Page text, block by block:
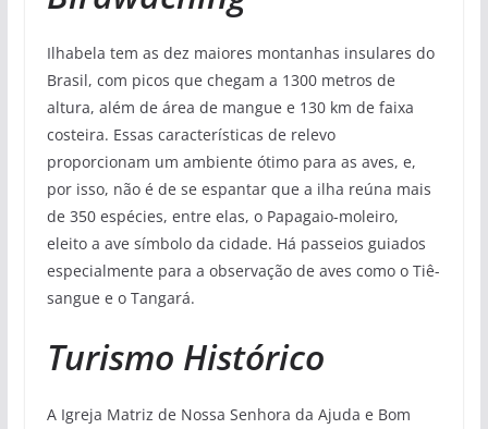
Ilhabela tem as dez maiores montanhas insulares do
Brasil, com picos que chegam a 1300 metros de
altura, além de área de mangue e 130 km de faixa
costeira. Essas características de relevo
proporcionam um ambiente ótimo para as aves, e,
por isso, não é de se espantar que a ilha reúna mais
de 350 espécies, entre elas, o Papagaio-moleiro,
eleito a ave símbolo da cidade. Há passeios guiados
especialmente para a observação de aves como o Tiê-
sangue e o Tangará.
Turismo Histórico
A Igreja Matriz de Nossa Senhora da Ajuda e Bom